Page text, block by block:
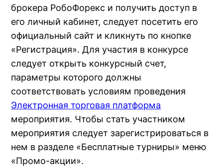
брокера РобоФорекс и получить доступ в
его личный кабинет, следует посетить его
официальный сайт и кликнуть по кнопке
«Регистрация». Для участия в конкурсе
следует открыть конкурсный счет,
параметры которого должны
соответствовать условиям проведения
Электронная торговая платформа
мероприятия. Чтобы стать участником
мероприятия следует зарегистрироваться в
нем в разделе «Бесплатные турниры» меню
«Промо-акции».